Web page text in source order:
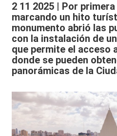
2 11 2025 | Por
marcando un hito
monumento abrió las
con la instalación de
que permite el acceso
donde se pueden
panorámicas de la